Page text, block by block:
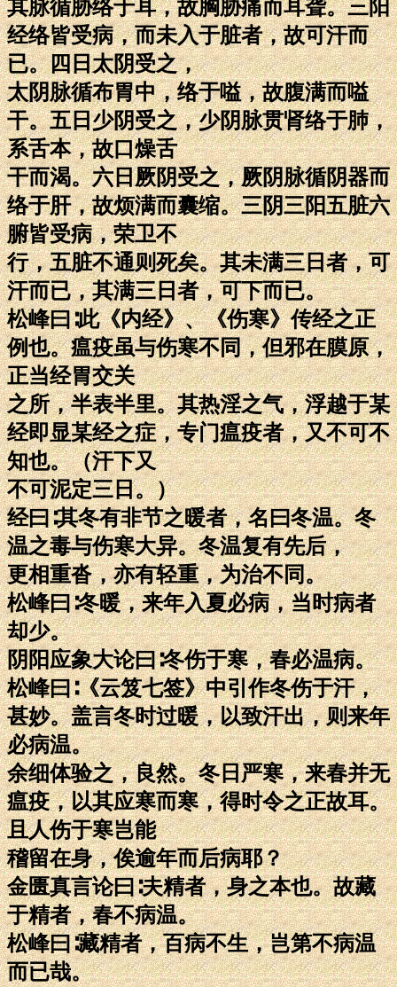
其脉循胁络于耳，故胸胁痛而耳聋。三阳
经络皆受病，而未入于脏者，故可汗而
已。四日太阴受之，
太阴脉循布胃中，络于嗌，故腹满而嗌
干。五日少阴受之，少阴脉贯肾络于肺，
系舌本，故口燥舌
干而渴。六日厥阴受之，厥阴脉循阴器而
络于肝，故烦满而囊缩。三阴三阳五脏六
腑皆受病，荣卫不
行，五脏不通则死矣。其未满三日者，可
汗而已，其满三日者，可下而已。
松峰曰∶此《内经》、《伤寒》传经之正
例也。瘟疫虽与伤寒不同，但邪在膜原，
正当经胃交关
之所，半表半里。其热淫之气，浮越于某
经即显某经之症，专门瘟疫者，又不可不
知也。（汗下又
不可泥定三日。）
经曰∶其冬有非节之暖者，名曰冬温。冬
温之毒与伤寒大异。冬温复有先后，
更相重沓，亦有轻重，为治不同。
松峰曰∶冬暖，来年入夏必病，当时病者
却少。
阴阳应象大论曰∶冬伤于寒，春必温病。
松峰曰∶《云笈七签》中引作冬伤于汗，
甚妙。盖言冬时过暖，以致汗出，则来年
必病温。
余细体验之，良然。冬日严寒，来春并无
瘟疫，以其应寒而寒，得时令之正故耳。
且人伤于寒岂能
稽留在身，俟逾年而后病耶？
金匮真言论曰∶夫精者，身之本也。故藏
于精者，春不病温。
松峰曰∶藏精者，百病不生，岂第不病温
而已哉。